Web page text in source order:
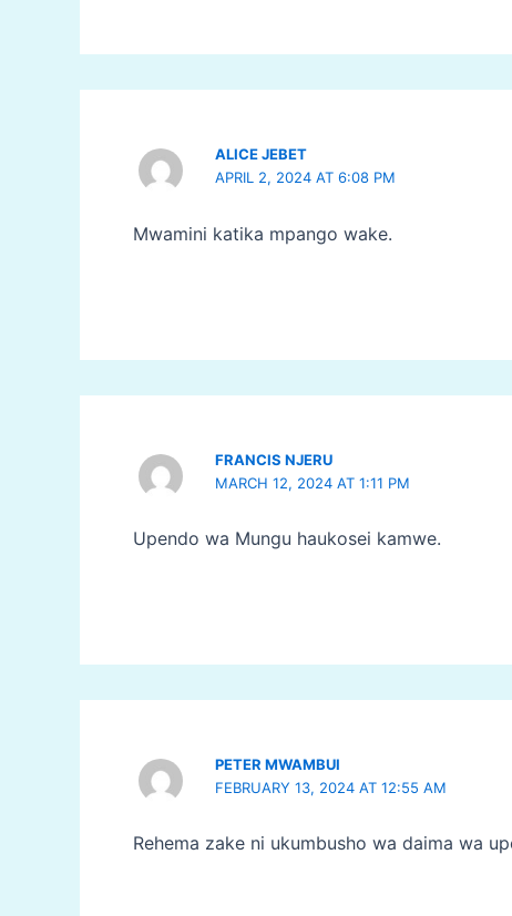
ALICE JEBET
APRIL 2, 2024 AT 6:08 PM
Mwamini katika mpango wake.
FRANCIS NJERU
MARCH 12, 2024 AT 1:11 PM
Upendo wa Mungu haukosei kamwe.
PETER MWAMBUI
FEBRUARY 13, 2024 AT 12:55 AM
Rehema zake ni ukumbusho wa daima wa